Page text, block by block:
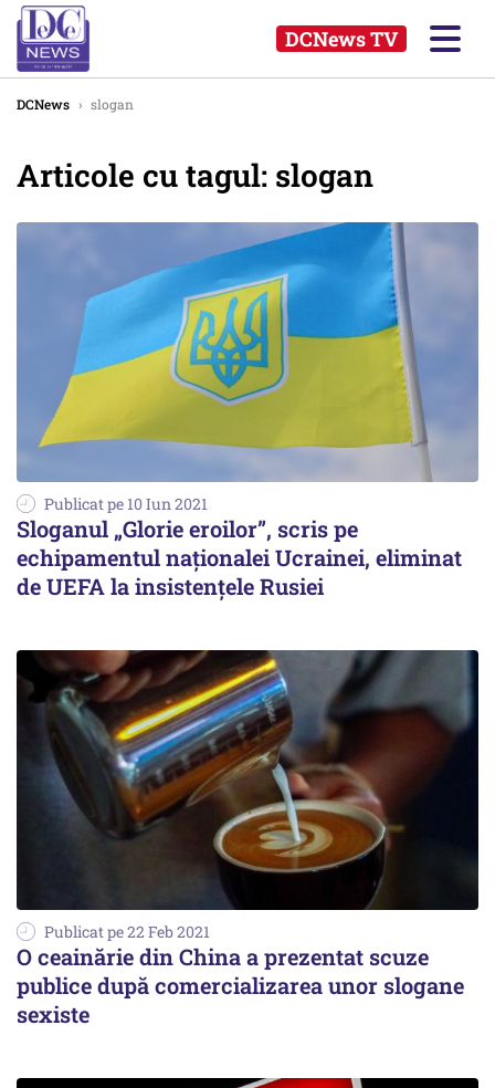
DCNews TV
DCNews › slogan
Articole cu tagul: slogan
Publicat pe 10 Iun 2021
Sloganul „Glorie eroilor”, scris pe
echipamentul naționalei Ucrainei, eliminat
de UEFA la insistențele Rusiei
Publicat pe 22 Feb 2021
O ceainărie din China a prezentat scuze
publice după comercializarea unor slogane
sexiste